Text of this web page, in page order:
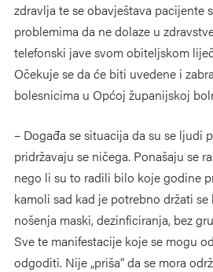
zdravlja te se obavještava pacijente
problemima da ne dolaze u
telefonski jave svom obiteljskom
Očekuje se da će biti uvedene i
bolesnicima u Općoj županijskoj
– Događa se situacija da su se ljudi
pridržavaju se ničega. Ponašaju se
nego li su to radili bilo koje godine
kamoli sad kad je potrebno držati
nošenja maski, dezinficiranja, bez
Sve te manifestacije koje se mogu
odgoditi. Nije „priša“ da se mora